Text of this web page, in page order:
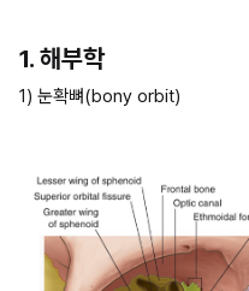
1. 해부학
1) 눈확뼈(bony orbit)